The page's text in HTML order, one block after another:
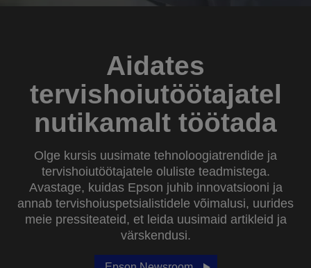
Aidates
tervishoiutöötajatel
nutikamalt töötada
Olge kursis uusimate tehnoloogiatrendide ja
tervishoiutöötajatele oluliste teadmistega.
Avastage, kuidas Epson juhib innovatsiooni ja
annab tervishoiuspetsialistidele võimalusi, uurides
meie pressiteateid, et leida uusimaid artikleid ja
värskendusi.